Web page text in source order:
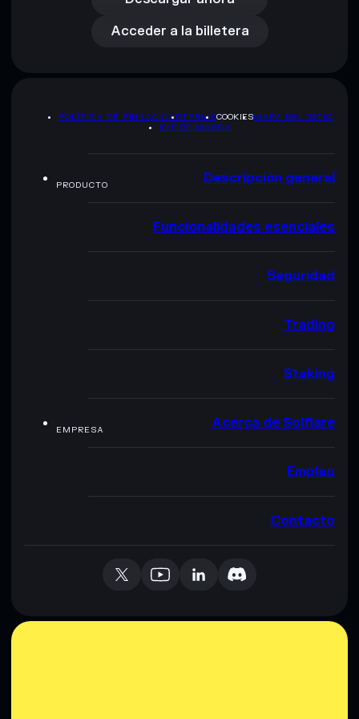
Acceder a la billetera
POLÍTICA DE PRIVACIDADTERMSCOOKIESMAPA DEL SITIO
KIT DE MARCA
PRODUCTO Descripción general
Funcionalidades esenciales
Seguridad
Trading
Staking
EMPRESA Acerca de Solflare
Empleo
Contacto